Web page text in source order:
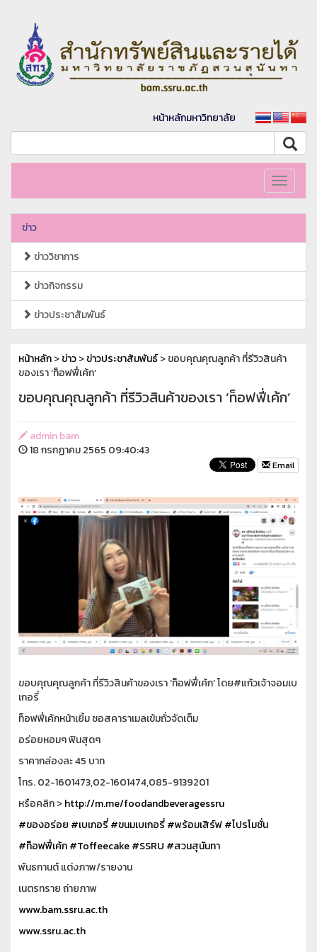
หน้าหลักมหาวิทยาลัย
Toggle
ข่าว
ข่าววิชาการ
ข่าวกิจกรรม
ข่าวประชาสัมพันธ์
หน้าหลัก>ข่าว>ข่าวประชาสัมพันธ์> ขอบคุณคุณลูกค้า ที่รีวิวสินค้า
ของเรา ‘ท็อฟฟี่เค้ก’
ขอบคุณคุณลูกค้า ที่รีวิวสินค้าของเรา ‘ท็อฟฟี่เค้ก’
admin bam
18 กรกฏาคม 2565 09:40:43
Email
ขอบคุณคุณลูกค้า ที่รีวิวสินค้าของเรา ‘ท็อฟฟี่เค้ก’ โดย#แก้วเจ้าจอมเบ
เกอรี่
ท็อฟฟี่เค้กหน้าเยิ้ม ซอสคาราเมลเข้มถั่วจัดเต็ม
อร่อยหอมๆ ฟินสุดๆ
ราคากล่องละ 45 บาท
โทร. 02-1601473,02-1601474,085-9139201
หรือคลิก >http://m.me/foodandbeveragessru
#ของอร่อย #เบเกอรี่#ขนมเบเกอรี่#พร้อมเสิร์ฟ#โปรโมชั่น
#ท็อฟฟี่เค้ก#Toffeecake#SSRU #สวนสุนันทา
พันธกานต์ แต่งภาพ/รายงาน
เนตรทราย ถ่ายภาพ
www.bam.ssru.ac.th
www.ssru.ac.th